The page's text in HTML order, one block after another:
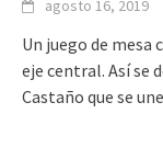
agosto 16, 2019
Un juego de
eje central. Así se
Castaño que se